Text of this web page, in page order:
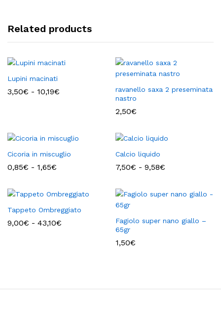
Related products
Lupini macinati
3,50€ - 10,19€
10,19€
ravanello saxa 2 preseminata
nastro
2,50€
Cicoria in miscuglio
0,85€ - 1,65€
da
0,85€
1,65€
Calcio liquido
7,50€ - 9,58€
7,50€
Tappeto Ombreggiato
9,00€ - 43,10€
Fagiolo super nano giallo –
65gr
1,50€